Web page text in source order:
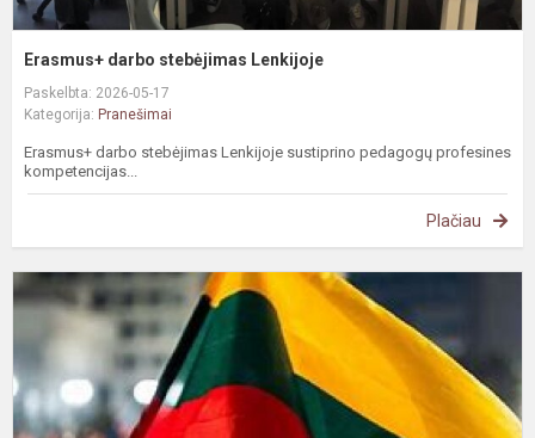
Erasmus+ darbo stebėjimas Lenkijoje
Paskelbta: 2026-05-17
Kategorija: Pranešimai
Erasmus+ darbo stebėjimas Lenkijoje sustiprino pedagogų profesines
kompetencijas...
Plačiau